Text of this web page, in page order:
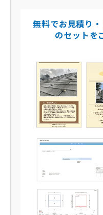
無料でお見積り
のセットを